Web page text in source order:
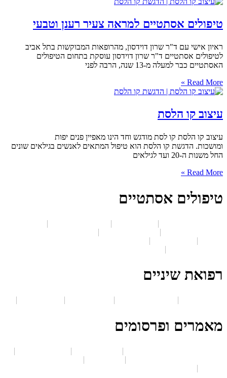
טיפולים אסתטיים למראה צעיר רענן וטבעי
ראיון אישי עם ד"ר שרון דוידסון, מהרופאות המבוקשות בתל אביב
לטיפולים אסתטיים ד"ר שרון דוידסון עוסקת בתחום הטיפולים
האסתטיים כבר למעלה מ-13 שנה, הרבה לפני
Read More »
עיצוב קו הלסת
עיצוב קו הלסת קו לסת מודגש וחד הינו מאפיין פנים יפות
ומושכות. הדגשת קו הלסת הוא טיפול המתאים לאנשים בגילאים שונים
החל משנות ה-20 ועד לגילאים
Read More »
טיפולים אסתטיים
רפואת שיניים
מאמרים ופרסומים